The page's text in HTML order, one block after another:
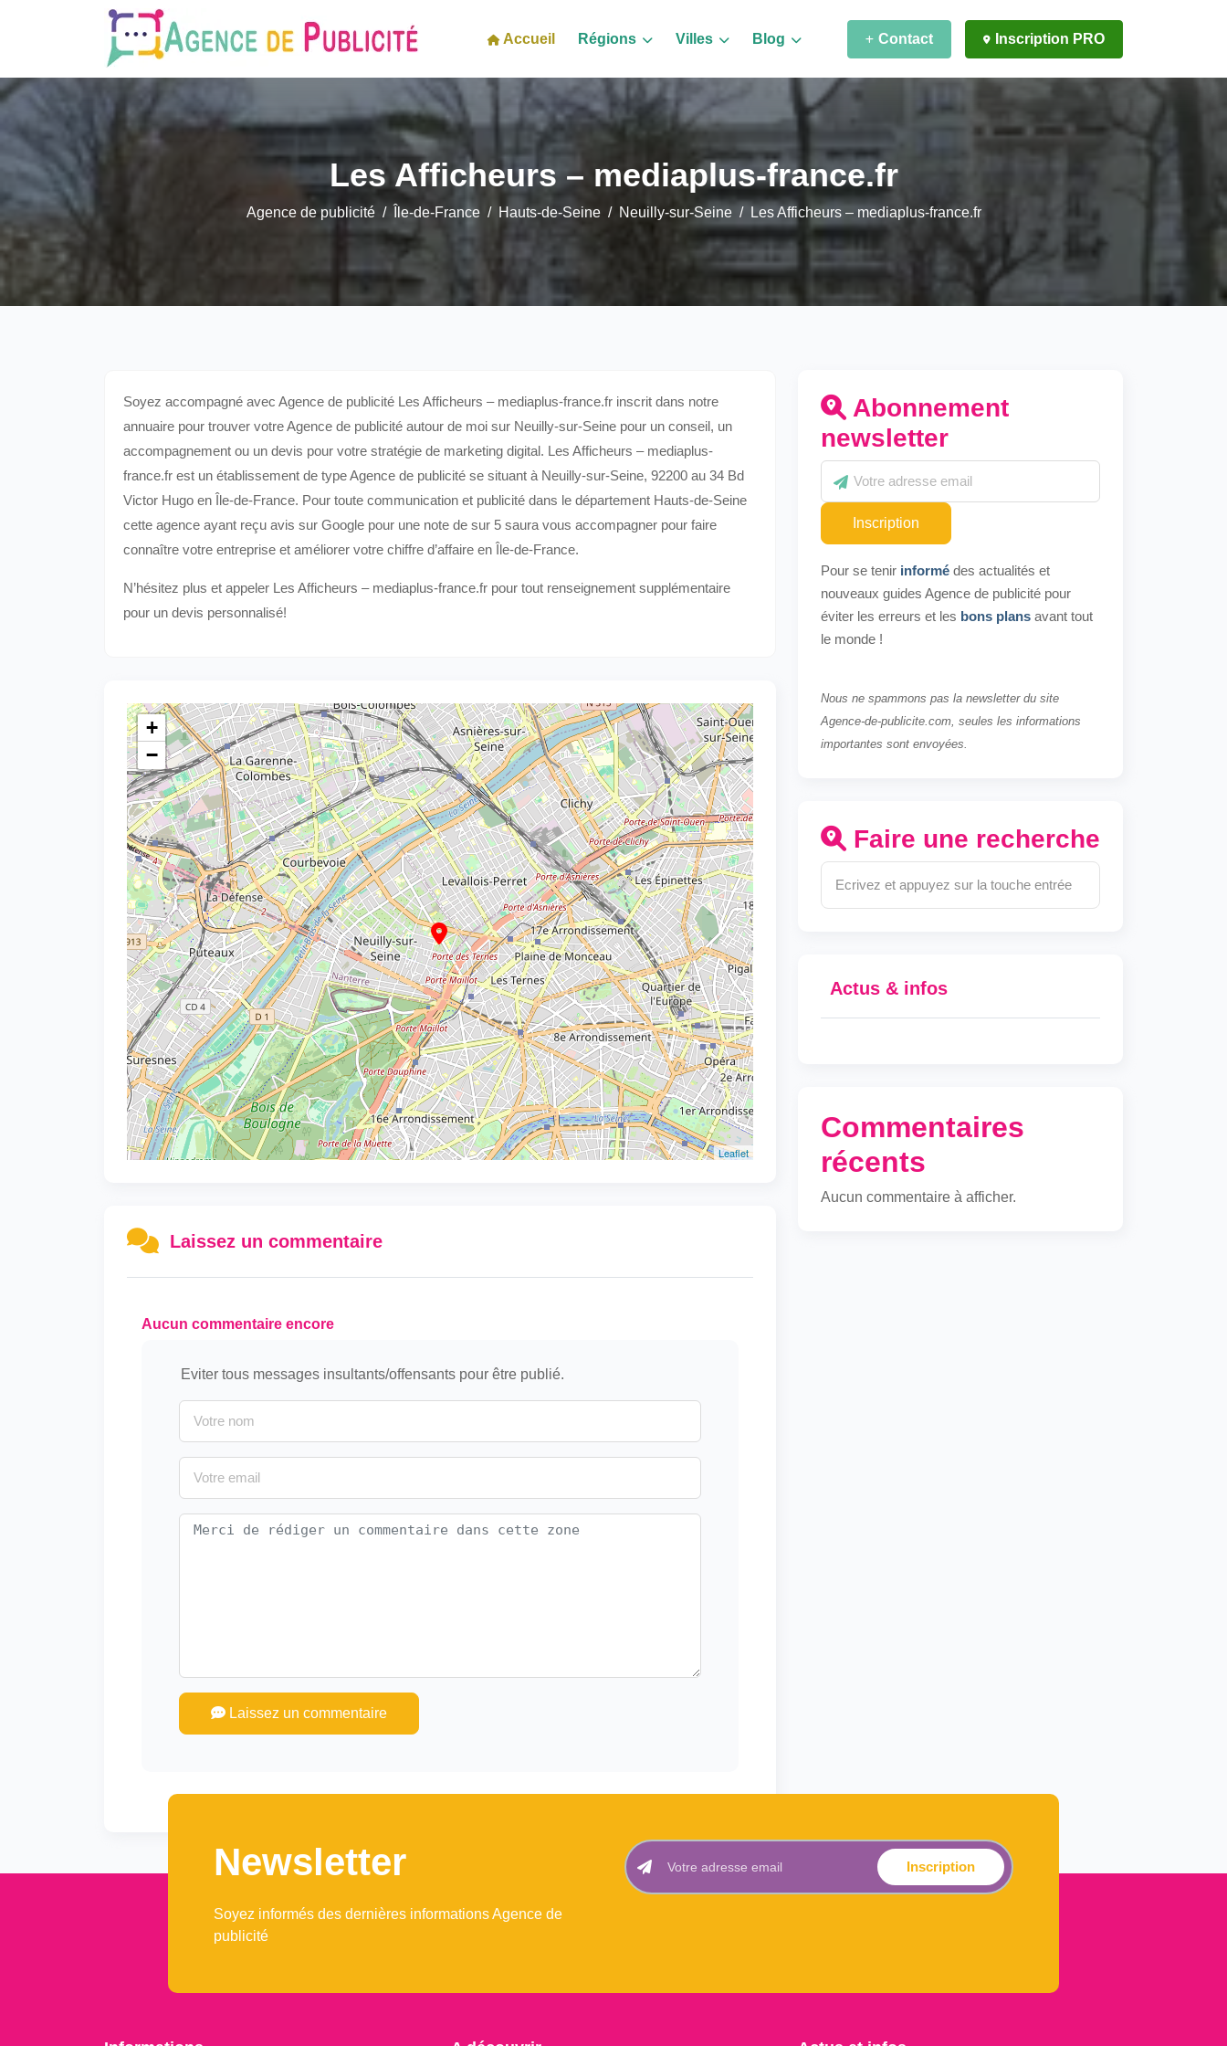
Accueil Régions Villes Blog Contact Inscription PRO
Les Afficheurs – mediaplus-france.fr
Agence de publicité Île-de-France Hauts-de-Seine Neuilly-sur-Seine Les Afficheurs – mediaplus-france.fr
Soyez accompagné avec Agence de publicité Les Afficheurs – mediaplus-france.fr inscrit dans notre
annuaire pour trouver votre Agence de publicité autour de moi sur Neuilly-sur-Seine pour un conseil, un
accompagnement ou un devis pour votre stratégie de marketing digital. Les Afficheurs – mediaplus-
france.fr est un établissement de type Agence de publicité se situant à Neuilly-sur-Seine, 92200 au 34 Bd
Victor Hugo en Île-de-France. Pour toute communication et publicité dans le département Hauts-de-Seine
cette agence ayant reçu avis sur Google pour une note de sur 5 saura vous accompagner pour faire
connaître votre entreprise et améliorer votre chiffre d’affaire en Île-de-France.
N’hésitez plus et appeler Les Afficheurs – mediaplus-france.fr pour tout renseignement supplémentaire
pour un devis personnalisé!
+
−
Leaflet
Laissez un commentaire
Aucun commentaire encore
Eviter tous messages insultants/offensants pour être publié.
Laissez un commentaire
Abonnement
newsletter
Inscription
Pour se tenir informé des actualités et
nouveaux guides Agence de publicité pour
éviter les erreurs et les bons plans avant tout
le monde !
Nous ne spammons pas la newsletter du site
Agence-de-publicite.com, seules les informations
importantes sont envoyées.
Faire une recherche
Actus & infos
Commentaires
récents
Aucun commentaire à afficher.
Newsletter
Soyez informés des dernières informations Agence de
publicité
Inscription